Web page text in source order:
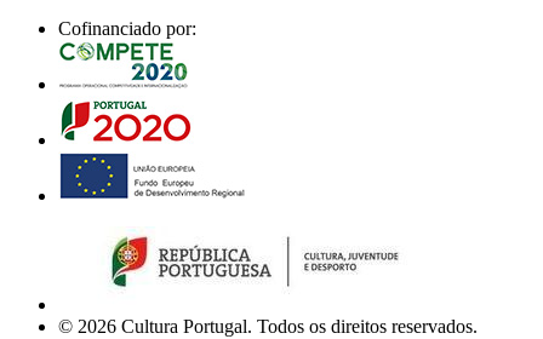
Cofinanciado por:
© 2026 Cultura Portugal. Todos os direitos reservados.